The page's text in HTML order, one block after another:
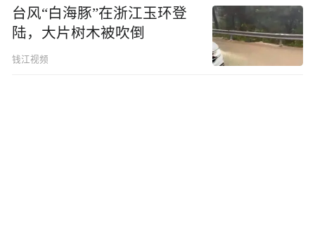
台风“白海豚”在浙江玉环登
陆，大片树木被吹倒
钱江视频